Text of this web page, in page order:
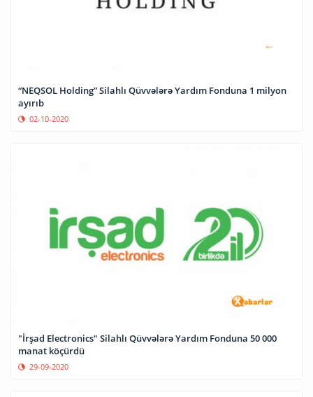
“NEQSOL Holding” Silahlı Qüvvələrə Yardım Fonduna 1 milyon
ayırıb
02-10-2020
"İrşad Electronics" Silahlı Qüvvələrə Yardım Fonduna 50 000
manat köçürdü
29-09-2020